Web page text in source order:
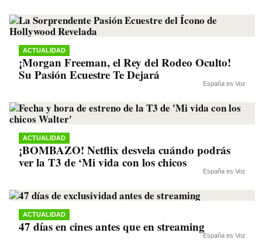
ACTUALIDAD
¡Morgan Freeman, el Rey del Rodeo Oculto!
Su Pasión Ecuestre Te Dejará
España es Voz
ACTUALIDAD
¡BOMBAZO! Netflix desvela cuándo podrás
ver la T3 de ‘Mi vida con los chicos
España es Voz
ACTUALIDAD
47 días en cines antes que en streaming
España es Voz